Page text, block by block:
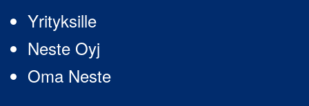
Yrityksille
Neste Oyj
Oma Neste